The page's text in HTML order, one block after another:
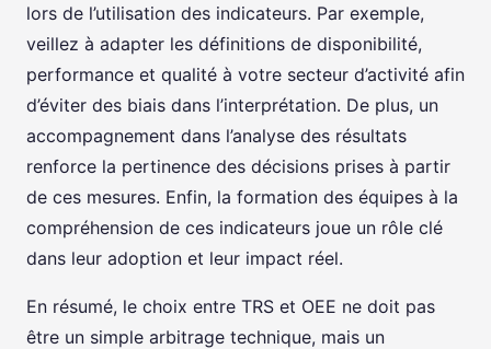
lors de l’utilisation des indicateurs. Par exemple,
veillez à adapter les définitions de disponibilité,
performance et qualité à votre secteur d’activité afin
d’éviter des biais dans l’interprétation. De plus, un
accompagnement dans l’analyse des résultats
renforce la pertinence des décisions prises à partir
de ces mesures. Enfin, la formation des équipes à la
compréhension de ces indicateurs joue un rôle clé
dans leur adoption et leur impact réel.
En résumé, le choix entre TRS et OEE ne doit pas
être un simple arbitrage technique, mais un